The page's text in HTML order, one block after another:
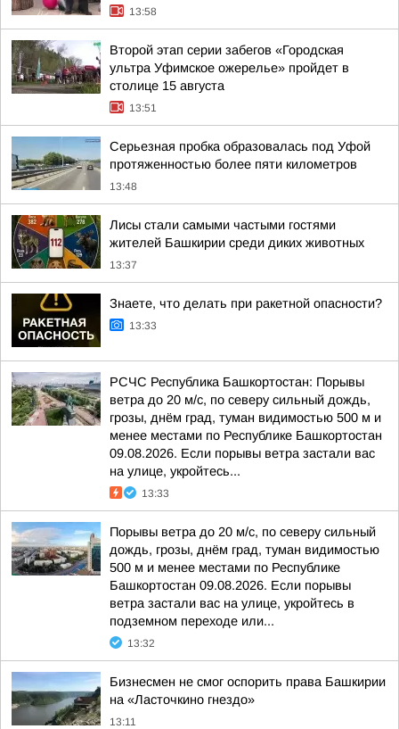
13:58
Второй этап серии забегов «Городская
ультра Уфимское ожерелье» пройдет в
столице 15 августа
13:51
Серьезная пробка образовалась под Уфой
протяженностью более пяти километров
13:48
Лисы стали самыми частыми гостями
жителей Башкирии среди диких животных
13:37
Знаете, что делать при ракетной опасности?
13:33
РСЧС Республика Башкортостан: Порывы
ветра до 20 м/с, по северу сильный дождь,
грозы, днём град, туман видимостью 500 м и
менее местами по Республике Башкортостан
09.08.2026. Если порывы ветра застали вас
на улице, укройтесь...
13:33
Порывы ветра до 20 м/с, по северу сильный
дождь, грозы, днём град, туман видимостью
500 м и менее местами по Республике
Башкортостан 09.08.2026. Если порывы
ветра застали вас на улице, укройтесь в
подземном переходе или...
13:32
Бизнесмен не смог оспорить права Башкирии
на «Ласточкино гнездо»
13:11